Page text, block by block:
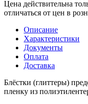
Цена действительна
отличаться от цен в
Описание
Характеристики
Документы
Оплата
Доставка
Блёстки (глиттеры)
пленку из